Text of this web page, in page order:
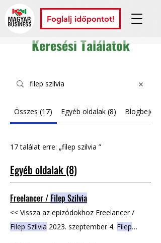
Foglalj időpontot!
Keresési Találatok
Összes (17) Egyéb oldalak (8)
17 találat erre: „filep szilvia ”
Egyéb oldalak (8)
Freelancer / Filep Szilvia
<< Vissza az epizódokhoz Freelancer /
Filep Szilvia 2023. szeptember 4. Filep